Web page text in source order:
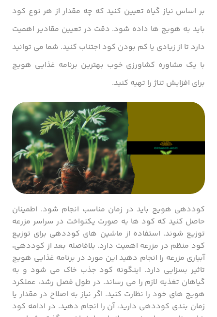
بر اساس نیاز گیاه تعیین کنید که چه مقدار از هر نوع کود
باید به هویج‌ ها داده شود. دقت در تعیین مقادیر اهمیت
دارد تا از زیادی یا کم بودن کود اجتناب کنید. شما می توانید
با یک مشاوره کشاورزی خوب بهترین برنامه غذایی هویج
برای افزایش تناژ را تهیه کنید.
کوددهی هویج باید در زمان مناسب انجام شود. اطمینان
حاصل کنید که کود ها به صورت یکنواخت در سراسر مزرعه
توزیع ‌شوند. استفاده از ماشین ‌های کوددهی برای توزیع
کود منظم در مزرعه اهمیت دارد. بلافاصله بعد از کوددهی،
آبیاری مزرعه را انجام دهید این مورد در برنامه غذایی هویج
تاثیر بسزایی دارد. اینگونه کود جذب خاک می شود و به
گیاهان تغذیه لازم را می رساند. در طول فصل رشد، عملکرد
هویج های خود را نظارت کنید. اگر نیاز به اصلاح در مقدار یا
زمان بندی کوددهی دارید، آن را انجام دهید. در ادامه کود